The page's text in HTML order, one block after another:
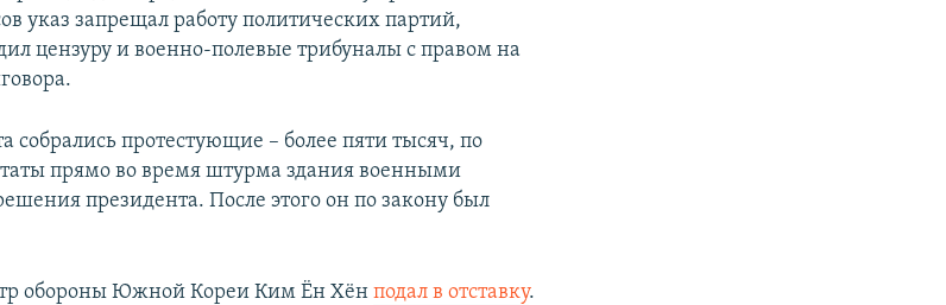
указ запрещал работу политических партий,
цензуру и военно-полевые трибуналы с правом на
собрались протестующие – более пяти тысяч, по
прямо во время штурма здания военными
президента. После этого он по закону был
обороны Южной Кореи Ким Ён Хёнподал в отставку.